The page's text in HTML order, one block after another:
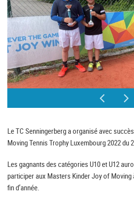
Le TC Senningerberg a organisé avec
Moving Tennis Trophy Luxembourg 2022 du
Les gagnants des catégories U10 et U12
participer aux Masters Kinder Joy of Moving
fin d’année.